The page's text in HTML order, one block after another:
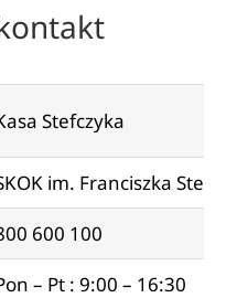
Stefczyka
im. Franciszka
600 100
– Pt : 9:00 – 16:30